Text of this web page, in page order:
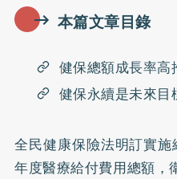
本篇文章目錄
健保總額成長率高
健保永續是未來目
全民健康保險法明訂實
年度醫療給付費用總額